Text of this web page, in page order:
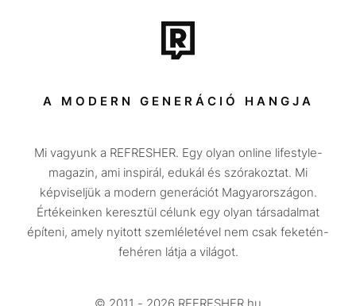
Tech-Tudomány
Sport
Társadalom
Utazás
Életmód
Design
Beszélgetések
A MODERN GENERÁCIÓ HANGJA
Mi vagyunk a REFRESHER. Egy olyan online lifestyle-
magazin, ami inspirál, edukál és szórakoztat. Mi
képviseljük a modern generációt Magyarországon.
Értékeinken keresztül célunk egy olyan társadalmat
építeni, amely nyitott szemléletével nem csak feketén-
fehéren látja a világot.